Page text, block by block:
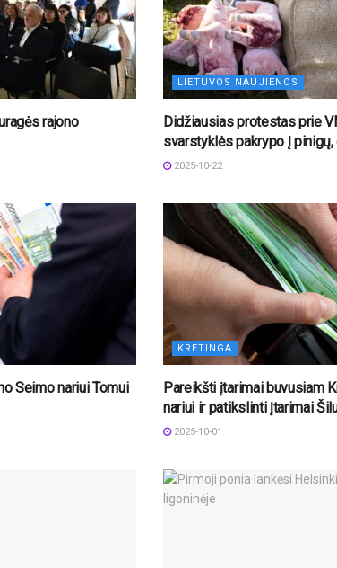
rajono
LIETUVOS NAUJIENOS
Didžiausias protestas prie
svarstyklės pakrypo į
2025-10-22
Seimo nariui Tomui
KRETINGA
Pareikšti įtarimai buvusiam
nariui ir patikslinti įtarimai
2025-10-01